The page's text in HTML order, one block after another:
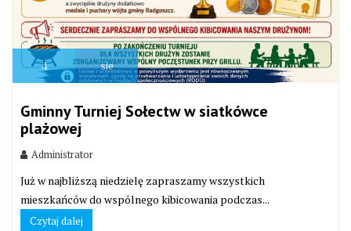
4 sie
Gminny Turniej Sołectw w siatkówce
plażowej
Administrator
Już w najbliższą niedzielę zapraszamy wszystkich
mieszkańców do wspólnego kibicowania podczas...
Czytaj dalej